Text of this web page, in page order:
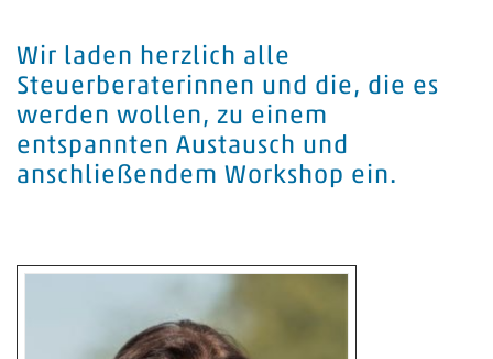
Wir laden herzlich alle
Steuerberaterinnen und die, die es
werden wollen, zu einem
entspannten Austausch und
anschließendem Workshop ein.